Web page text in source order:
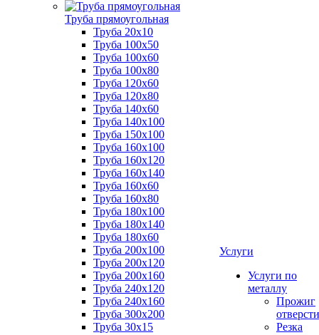
Труба прямоугольная
Труба 20x10
Труба 100x50
Труба 100x60
Труба 100x80
Труба 120x60
Труба 120x80
Труба 140x60
Труба 140x100
Труба 150x100
Труба 160x100
Труба 160x120
Труба 160x140
Труба 160x60
Труба 160x80
Труба 180x100
Труба 180x140
Труба 180x60
Труба 200x100
Труба 200x120
Труба 200x160
Труба 240x120
Труба 240x160
Труба 300x200
Труба 30x15
Услуги
Услуги по
металлу
Прожиг
Резка